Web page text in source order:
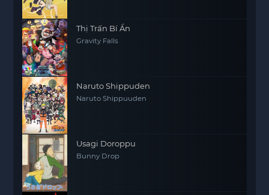
Thị Trấn Bí Ẩn
Gravity Falls
Naruto Shippuden
Naruto Shippuuden
Usagi Doroppu
Bunny Drop